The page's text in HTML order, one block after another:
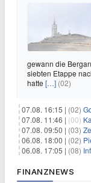
gewann die
siebten Etappe
hatte […] (02)
07.08. 16:15 | (02)
07.08. 11:46 | (00)
07.08. 09:50 | (03)
06.08. 18:00 | (02)
06.08. 17:05 | (08)
FINANZNEWS